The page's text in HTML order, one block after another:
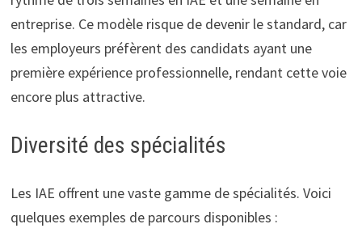
entreprise. Ce modèle risque de devenir le standard, car
les employeurs préfèrent des candidats ayant une
première expérience professionnelle, rendant cette voie
encore plus attractive.
Diversité des spécialités
Les IAE offrent une vaste gamme de spécialités. Voici
quelques exemples de parcours disponibles :